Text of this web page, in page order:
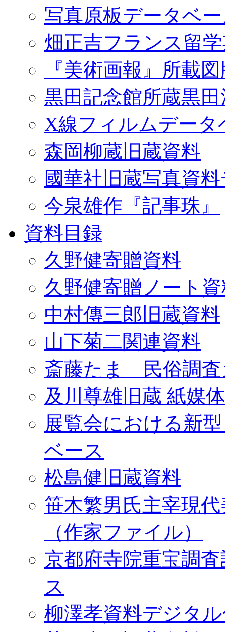
写真原板データベ
畑正吉フランス留
『美術画報』所載
黒田記念館所蔵黒
X線フィルムデータ
森岡柳蔵旧蔵資料
國華社旧蔵写真資
今泉雄作『記事珠』
資料目録
久野健寄贈資料
久野健寄贈ノート
中村傳三郎旧蔵資料
山下菊二関連資料
斎藤たま 民俗調査
及川尊雄旧蔵 紙媒
展覧会における新
ベース
松島健旧蔵資料
笹木繁男氏主宰現
（作家ファイル）
京都府寺院重宝調
ス
柳澤孝資料デジタ